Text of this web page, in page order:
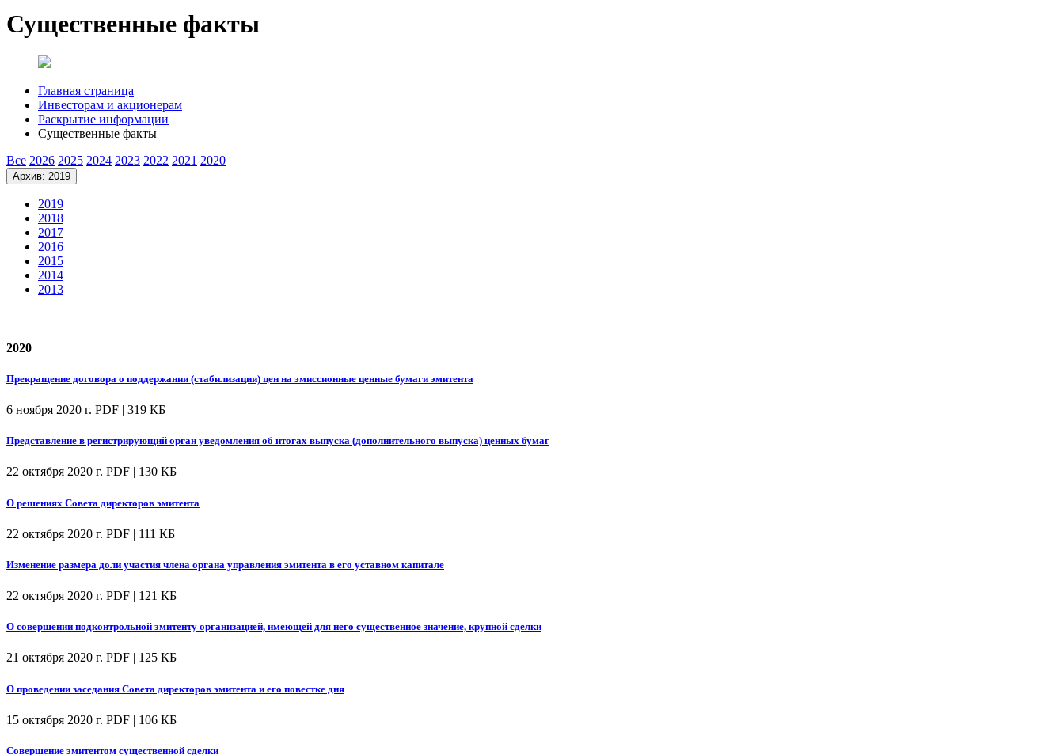
Существенные факты
Главная страница
Инвесторам и акционерам
Раскрытие информации
Существенные факты
Все 2026 2025 2024 2023 2022 2021 2020
Архив: 2019
2019
2018
2017
2016
2015
2014
2013
2020
Прекращение договора о поддержании (стабилизации) цен на эмиссионные ценные бумаги эмитента
6 ноября 2020 г. PDF | 319 КБ
Представление в регистрирующий орган уведомления об итогах выпуска (дополнительного выпуска) ценных бумаг
22 октября 2020 г. PDF | 130 КБ
О решениях Совета директоров эмитента
22 октября 2020 г. PDF | 111 КБ
Изменение размера доли участия члена органа управления эмитента в его уставном капитале
22 октября 2020 г. PDF | 121 КБ
О совершении подконтрольной эмитенту организацией, имеющей для него существенное значение, крупной сделки
21 октября 2020 г. PDF | 125 КБ
О проведении заседания Совета директоров эмитента и его повестке дня
15 октября 2020 г. PDF | 106 КБ
Совершение эмитентом существенной сделки